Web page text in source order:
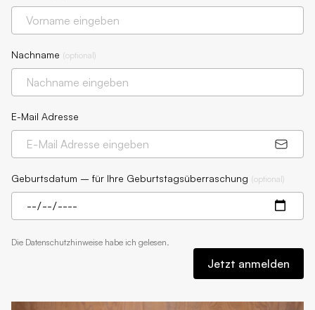
Nachname (optional)
E-Mail Adresse
Geburtsdatum – für Ihre Geburtstagsüberraschung (optional)
Die Datenschutzhinweise habe ich gelesen.
Jetzt anmelden